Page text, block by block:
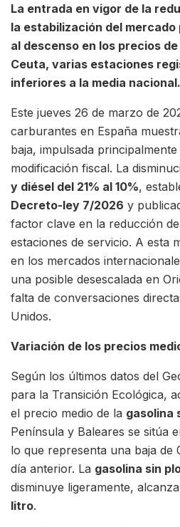
La entrada en vigor de la
la estabilización del
al descenso en los precios
Ceuta, varias estaciones
inferiores a la media nacional.
Este jueves 26 de marzo de
carburantes en España
baja, impulsada
modificación fiscal. La
y diésel del 21% al 10%,
Decreto-ley 7/2026 y
factor clave en la reducción
estaciones de servicio. A esta
en los mercados
una posible desescalada en
falta de conversaciones
Unidos.
Variación de los precios
Según los últimos datos del
para la Transición Ecológica,
el precio medio de la gasolina
Península y Baleares se sitúa
lo que representa una baja
día anterior. La gasolina sin
disminuye ligeramente,
litro.